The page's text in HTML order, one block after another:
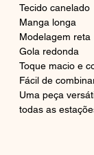
Tecido canelado
Manga longa
Modelagem reta
Gola redonda
Toque macio e
Fácil de
Uma peça
todas as